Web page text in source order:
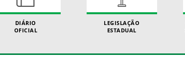
DIÁRIO
OFICIAL
LEGISLAÇÃO
ESTADUAL